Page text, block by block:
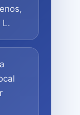
L.